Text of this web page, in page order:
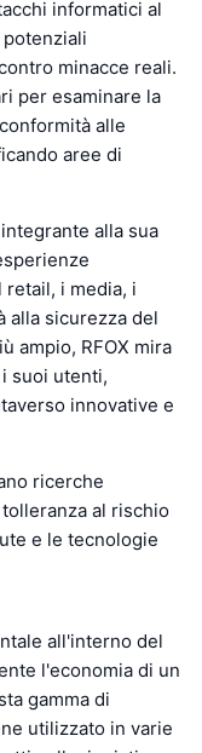
informatici al
minacce reali.
per esaminare la
alle
aree di
alla sua
i media, i
alla sicurezza del
ampio, RFOX mira
suoi utenti,
innovative e
ricerche
al rischio
e le tecnologie
all'interno del
l'economia di un
gamma di
utilizzato in varie